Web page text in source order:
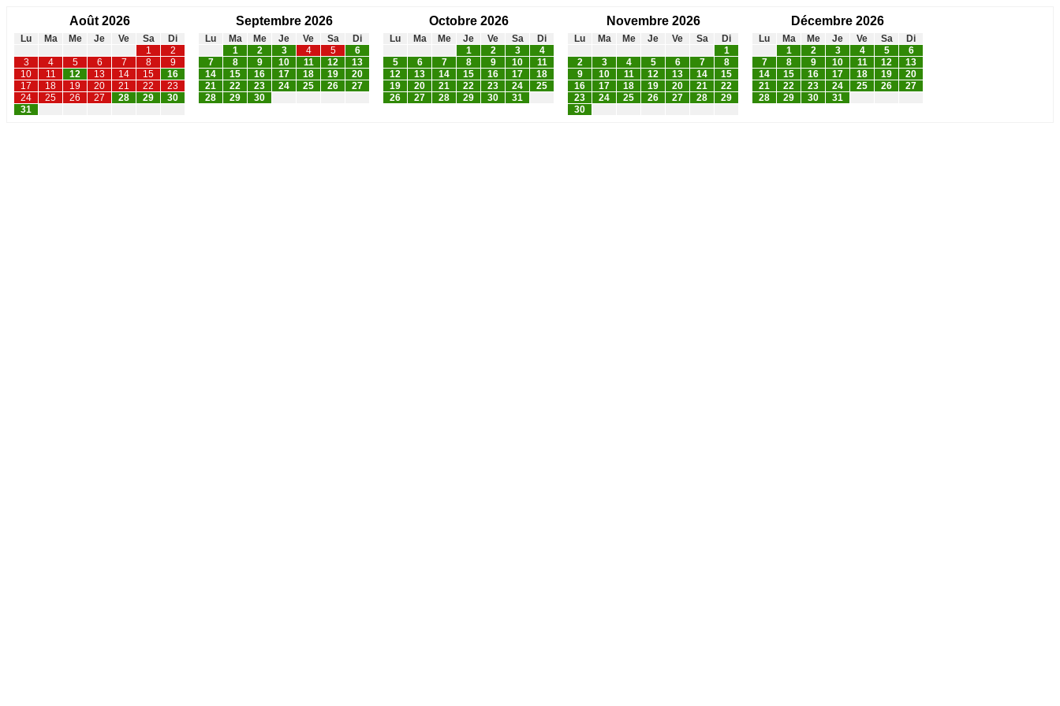
Août 2026
Lu Ma Me Je Ve Sa
Di
1
2
3
4 5 6 7 8
9
10
11 12 13 14 15
16
17
18 19 20 21 22
23
24
25 26 27 28 29
30
31
Septembre 2026
Lu Ma Me Je Ve Sa
Di
1
2 3 4 5
6
7
8 9 10 11 12
13
14
15 16 17 18 19
20
21
22 23 24 25 26
27
28
29 30
Octobre 2026
Lu Ma Me Je Ve Sa
Di
1
2 3
4
5
6 7 8 9 10
11
12
13 14 15 16 17
18
19
20 21 22 23 24
25
26
27 28 29 30 31
Novembre 2026
Lu Ma Me Je Ve Sa
Di
1
2
3 4 5 6 7
8
9
10 11 12 13 14
15
16
17 18 19 20 21
22
23
24 25 26 27 28
29
30
Décembre 2026
Lu Ma Me Je Ve Sa
Di
1
2 3 4 5
6
7
8 9 10 11 12
13
14
15 16 17 18 19
20
21
22 23 24 25 26
27
28
29 30 31